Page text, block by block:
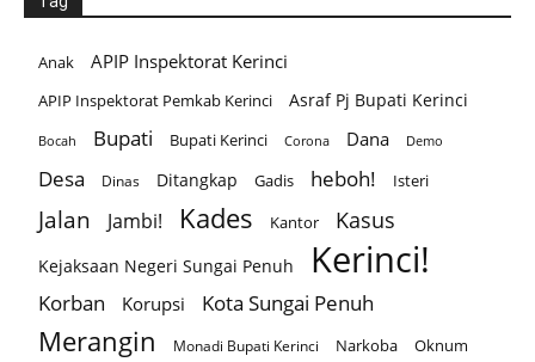
Anak APIP Inspektorat Kerinci
APIP Inspektorat Pemkab Kerinci Asraf Pj Bupati Kerinci
Bocah Bupati Bupati Kerinci Corona Dana Demo
Desa Dinas Ditangkap Gadis heboh! Isteri
Jalan Jambi! Kades Kantor Kasus
Kejaksaan Negeri Sungai Penuh Kerinci!
Korban Korupsi Kota Sungai Penuh
Merangin Monadi Bupati Kerinci Narkoba Oknum